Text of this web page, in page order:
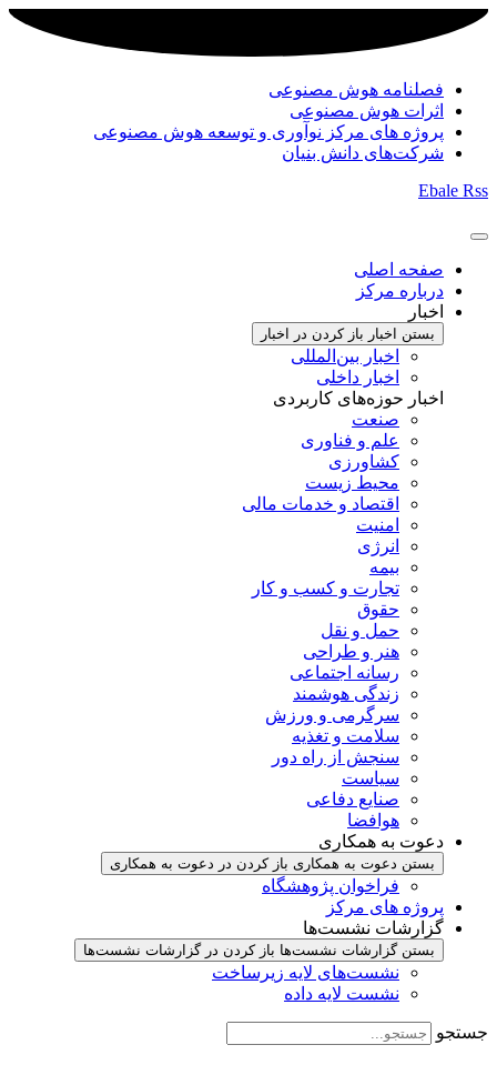
فصلنامه هوش مصنوعی
اثرات هوش مصنوعی
پروژه های مرکز نوآوری و توسعه هوش مصنوعی
شرکت‌های دانش بنیان
Ebale Rss
صفحه اصلی
درباره مرکز
اخبار
بستن اخبار باز کردن در اخبار
اخبار بین‌المللی
اخبار داخلی
اخبار حوزه‌های کاربردی
صنعت
علم و فناوری
کشاورزی
محیط زیست
اقتصاد و خدمات مالی
امنیت
انرژی
بیمه
تجارت و کسب و کار
حقوق
حمل و نقل
هنر و طراحی
رسانه اجتماعی
زندگی هوشمند
سرگرمی و ورزش
سلامت و تغذیه
سنجش از راه دور
سیاست
صنایع دفاعی
هوافضا
دعوت به همکاری
بستن دعوت به همکاری باز کردن در دعوت به همکاری
فراخوان پژوهشگاه
پروژه های مرکز
گزارشات نشست‌ها
بستن گزارشات نشست‌ها باز کردن در گزارشات نشست‌ها
نشست‌‌های لایه زیرساخت
نشست لایه داده
جستجو